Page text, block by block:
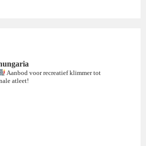
Aanbod voor recreatief klimmer tot
atleet!